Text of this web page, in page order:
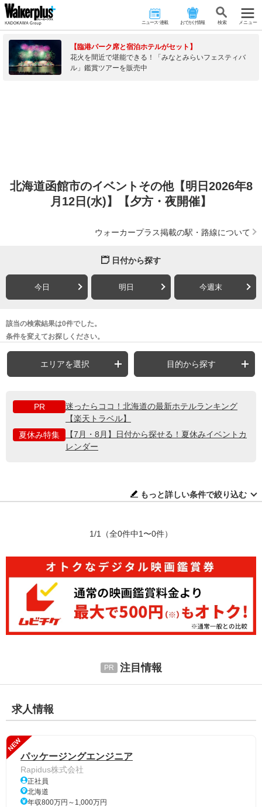
ニュース･連載 おでかけ情報 検 索 メニュー
【臨港パーク席と宿泊ホテルがセット】
花火を間近で堪能できる！「みなとみらいフェスティバ
ル」鑑賞ツアーを販売中
北海道函館市のイベントその他【明日2026年8
月12日(水)】【夕方・夜開催】
ウォーカープラス掲載の駅・路線について
日付から探す
今日 明日 今週末
該当の検索結果は0件でした。
条件を変えてお探しください。
エリアを選択 目的から探す
PR
迷ったらココ！北海道の最新ホテルランキング
【楽天トラベル】
夏休み特集
【7月・8月】日付から探せる！夏休みイベントカ
レンダー
もっと詳しい条件で絞り込む
1/1 （全0件中1〜0件）
注目情報
求人情報
NEW
パッケージングエンジニア
Rapidus株式会社
正社員
北海道
年収800万円～1,000万円